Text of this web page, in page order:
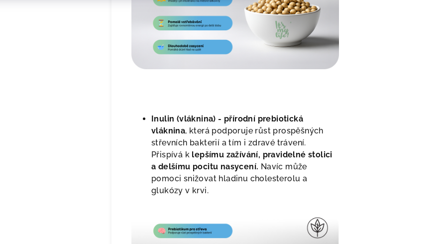
Inulin (vláknina) - přírodní prebiotická
vláknina, která podporuje růst prospěšných
střevních bakterií a tím i zdravé trávení.
Přispívá k lepšímu zažívání, pravidelné stolici
a delšímu pocitu nasycení. Navíc může
pomoci snižovat hladinu cholesterolu a
glukózy v krvi.